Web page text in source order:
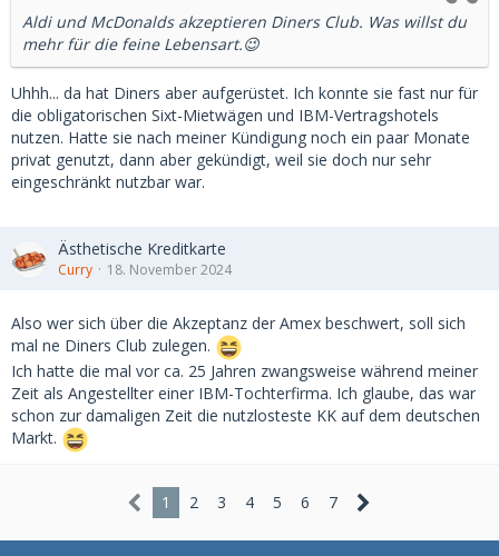
Aldi und McDonalds akzeptieren Diners Club. Was willst du
mehr für die feine Lebensart.😉
Uhhh... da hat Diners aber aufgerüstet. Ich konnte sie fast nur für
die obligatorischen Sixt-Mietwägen und IBM-Vertragshotels
nutzen. Hatte sie nach meiner Kündigung noch ein paar Monate
privat genutzt, dann aber gekündigt, weil sie doch nur sehr
eingeschränkt nutzbar war.
Ästhetische Kreditkarte
Curry 18. November 2024
Also wer sich über die Akzeptanz der Amex beschwert, soll sich
mal ne Diners Club zulegen.
Ich hatte die mal vor ca. 25 Jahren zwangsweise während meiner
Zeit als Angestellter einer IBM-Tochterfirma. Ich glaube, das war
schon zur damaligen Zeit die nutzlosteste KK auf dem deutschen
Markt.
1 2 3 4 5 6 7